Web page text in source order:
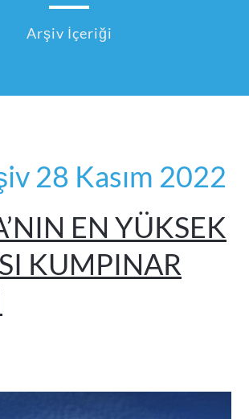
Arşiv İçeriği
28 Kasım 2022
EN YÜKSEK
KUMPINAR